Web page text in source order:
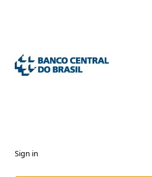
Sign in